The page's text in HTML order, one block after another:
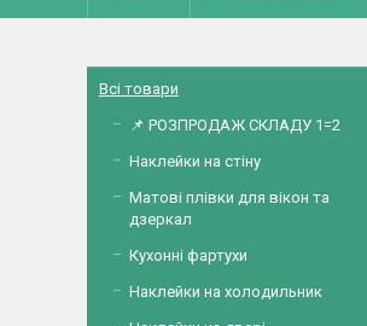
Всі товари
📌 РОЗПРОДАЖ СКЛАДУ 1=2
Наклейки на стіну
Матові плівки для вікон та
дзеркал
Кухонні фартухи
Наклейки на холодильник